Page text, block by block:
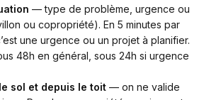
— type de problème, urgence ou
ou copropriété). En 5 minutes par
une urgence ou un projet à planifier.
48h en général, sous 24h si urgence
sol et depuis le toit — on ne valide